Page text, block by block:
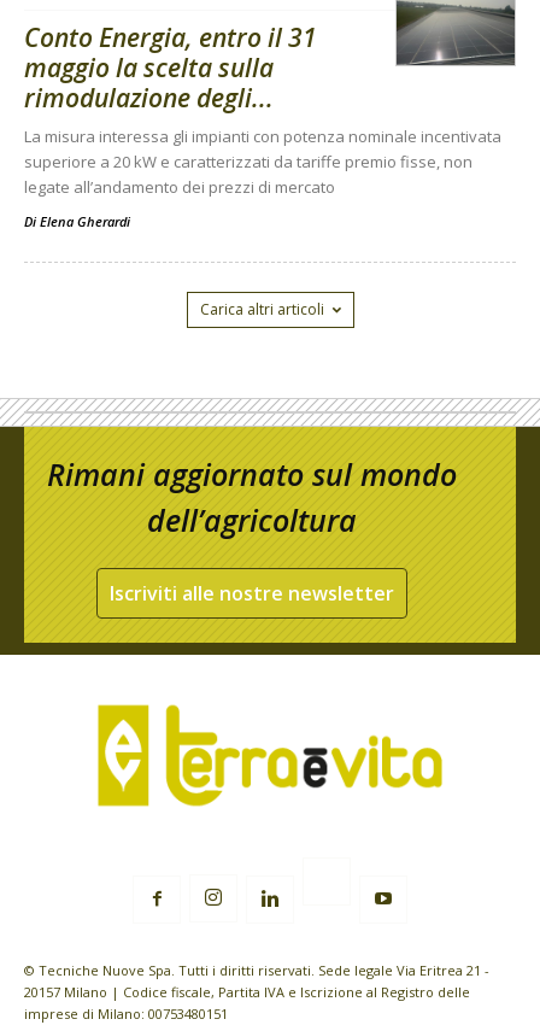
Conto Energia, entro il 31
maggio la scelta sulla
rimodulazione degli...
La misura interessa gli impianti con potenza nominale incentivata
superiore a 20 kW e caratterizzati da tariffe premio fisse, non
legate all’andamento dei prezzi di mercato
Di Elena Gherardi
Carica altri articoli
Rimani aggiornato sul mondo
dell’agricoltura
Iscriviti alle nostre newsletter
© Tecniche Nuove Spa. Tutti i diritti riservati. Sede legale Via Eritrea 21 -
20157 Milano | Codice fiscale, Partita IVA e Iscrizione al Registro delle
imprese di Milano: 00753480151